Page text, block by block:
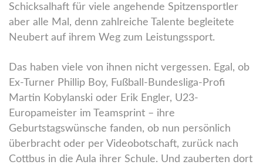
Schicksalhaft für viele angehende Spitzensportler
aber alle Mal, denn zahlreiche Talente begleitete
Neubert auf ihrem Weg zum Leistungssport.
Das haben viele von ihnen nicht vergessen. Egal, ob
Ex-Turner Phillip Boy, Fußball-Bundesliga-Profi
Martin Kobylanski oder Erik Engler, U23-
Europameister im Teamsprint – ihre
Geburtstagswünsche fanden, ob nun persönlich
überbracht oder per Videobotschaft, zurück nach
Cottbus in die Aula ihrer Schule. Und zauberten dort